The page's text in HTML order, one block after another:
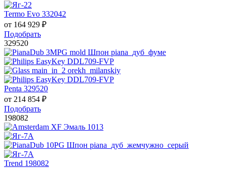
Termo Evo 332042
от 164 929 ₽
Подобрать
329520
Penta 329520
от 214 854 ₽
Подобрать
198082
Trend 198082